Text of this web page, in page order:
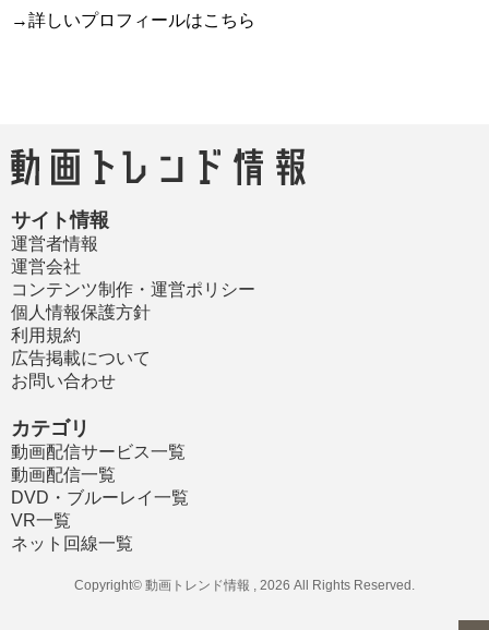
→詳しいプロフィールはこちら
サイト情報
運営者情報
運営会社
コンテンツ制作・運営ポリシー
個人情報保護方針
利用規約
広告掲載について
お問い合わせ
カテゴリ
動画配信サービス一覧
動画配信一覧
DVD・ブルーレイ一覧
VR一覧
ネット回線一覧
Copyright© 動画トレンド情報 , 2026 All Rights Reserved.